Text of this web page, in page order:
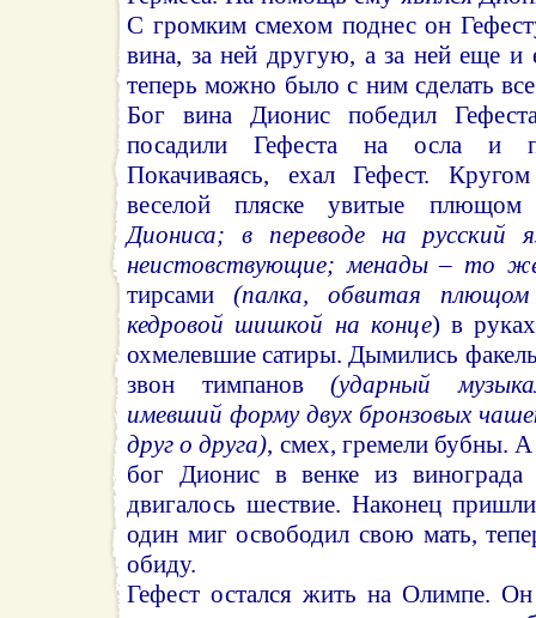
С громким смехом поднес он
вина, за ней другую, а за ней еще и
теперь можно было с ним сделать
Бог вина Дионис победил
посадили Гефеста на осла и
Покачиваясь, ехал Гефест.
веселой пляске увитые
Диониса; в переводе на русский
неистовствующие; менады – то
тирсами (палка, обвитая
кедровой шишкой на конце) в
охмелевшие сатиры. Дымились
звон тимпанов (ударный
имевший форму двух бронзовых
друг о друга), смех, гремели бубны.
бог Дионис в венке из
двигалось шествие. Наконец
один миг освободил свою мать,
обиду.
Гефест остался жить на Олимпе.